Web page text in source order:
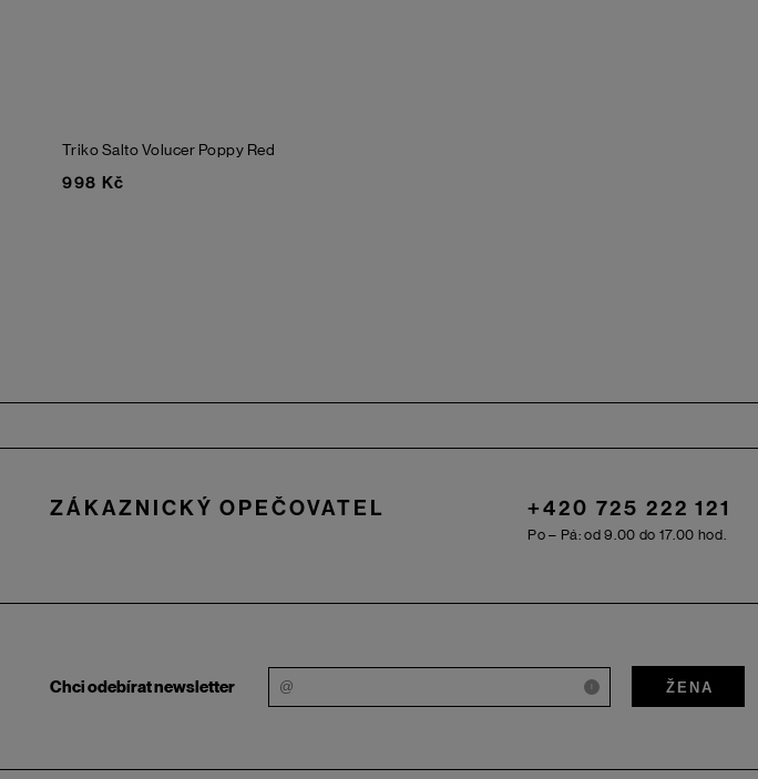
Triko Salto Volucer Poppy Red
998 Kč
ZÁKAZNICKÝ OPEČOVATEL +420 725 222 121
Po – Pá: od 9.00 do 17.00 hod.
Chci odebírat newsletter i ŽENA